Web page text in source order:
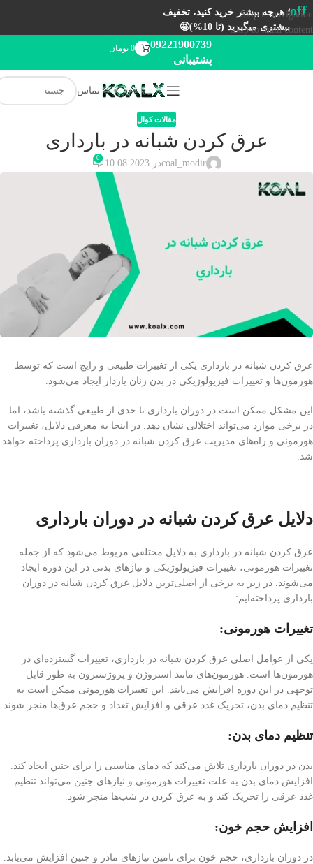
Skip to navigation
Skip to main content
off؛ هرچه بیشتر خرید کنید، تخفیف
بیشتری میگیرید (تا 10%)🤩
09221900739
پشتیبانی
0 تومان
تماس
مقالات کوال
عرق كردن شبانه در بارداری
coal_modirدر 10.08.2023 0
عرق كردن شبانه در بارداری یکی از تغییرات طبیعی و رایج است که توسط
هورمون‌ها و تغییرات فیزیولوژیکی در بدن زنان باردار ایجاد می‌شود.
این مشکل ممکن است در دوران بارداری تا حدی از طبیعی گذشته باشد، اما
در برخی موارد می‌تواند اختلالی نشان دهد. در اینجا به معرفی دلایل، تغییرات
هورمونی و راه‌های مدیریت عرق کردن شبانه در دوران بارداری پرداخته خواهد
شد.
دلایل عرق کردن شبانه در دوران بارداری
عرق كردن شبانه در بارداری به دلایل مختلفی مربوط می‌شود که از جمله
تغییرات هورمونی، تغییرات فیزیولوژیکی و نیازهای بدنی در این دوره ایجاد
می‌شوند. در زیر به برخی از اصلی‌ترین دلایل عرق کردن شبانه در دوران
بارداری پرداخته‌ایم:
تغییرات هورمونی:
یکی از عوامل اصلی عرق كردن شبانه در بارداری، تغییرات گسترده‌ای در
هورمون‌ها است. هورمون‌های مانند استروژن و پروژسترون به طور قابل
توجهی در این دوره افزایش می‌یابند. این تغییرات هورمونی ممکن است به
تنظیم دمای بدن، تحریک غدد عرقی و افزایش تعداد و حجم عرق‌ها منجر شوند.
تنظیم دمای بدن:
بدن در دوران بارداری تلاش می‌کند که دمای مناسبی را برای جنین ایجاد کند.
افزایش دمای بدن به علت تغییرات هورمونی و نیازهای جنین می‌تواند تنظیم
غدد عرقی را تحریک کند و به عرق کردن در شب‌ها منجر شود.
افزایش حجم خون:
در دوران بارداری، حجم خون برای تامین نیاز‌های مادر و جنین افزایش می‌یابد.